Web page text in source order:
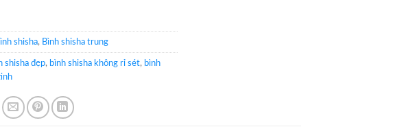
shisha, Bình shisha trung
shisha đẹp, bình shisha không rỉ sét, bình